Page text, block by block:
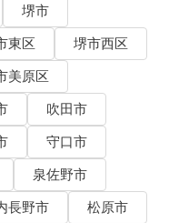
堺市
東区
堺市西区
美原区
吹田市
守口市
泉佐野市
長野市
松原市